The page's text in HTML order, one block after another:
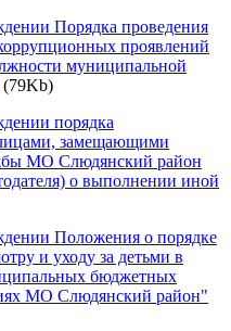
Порядка проведения
проявлений
муниципальной
(79Kb)
порядка
замещающими
МО Слюдянский район
о выполнении иной
Положения о порядке
и уходу за детьми в
бюджетных
МО Слюдянский район"